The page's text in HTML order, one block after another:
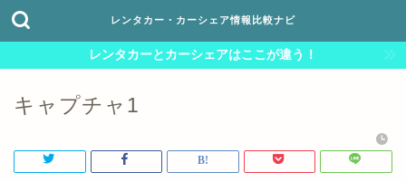
レンタカー・カーシェア情報比較ナビ
レンタカーとカーシェアはここが違う！
キャプチャ1